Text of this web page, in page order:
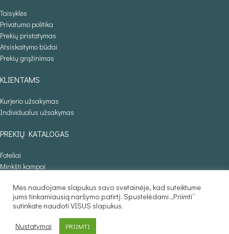
Taisyklės
Privatumo politika
Prekių pristatymas
Atsiskaitymo būdai
Prekių grąžinimas
KLIENTAMS
Kurjerio užsakymas
Individualus užsakymas
PREKIŲ KATALOGAS
Foteliai
Minkšti kampai
Sofos lovos
Stalai
Baldaila.lt © 2025
Mes naudojame slapukus savo svetainėje, kad suteiktume
jums tinkamiausią naršymo patirtį. Spustelėdami „Priimti“
sutinkate naudoti VISUS slapukus.
Nustatymai PRIIMTI